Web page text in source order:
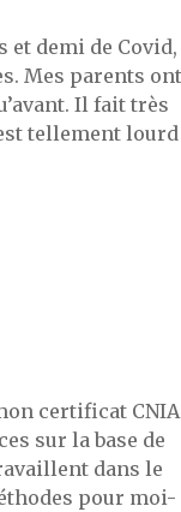
et demi de Covid,
Mes parents ont
Il fait très
tellement lourd
« Les
certificat
sur la base de
dans le
pour moi-